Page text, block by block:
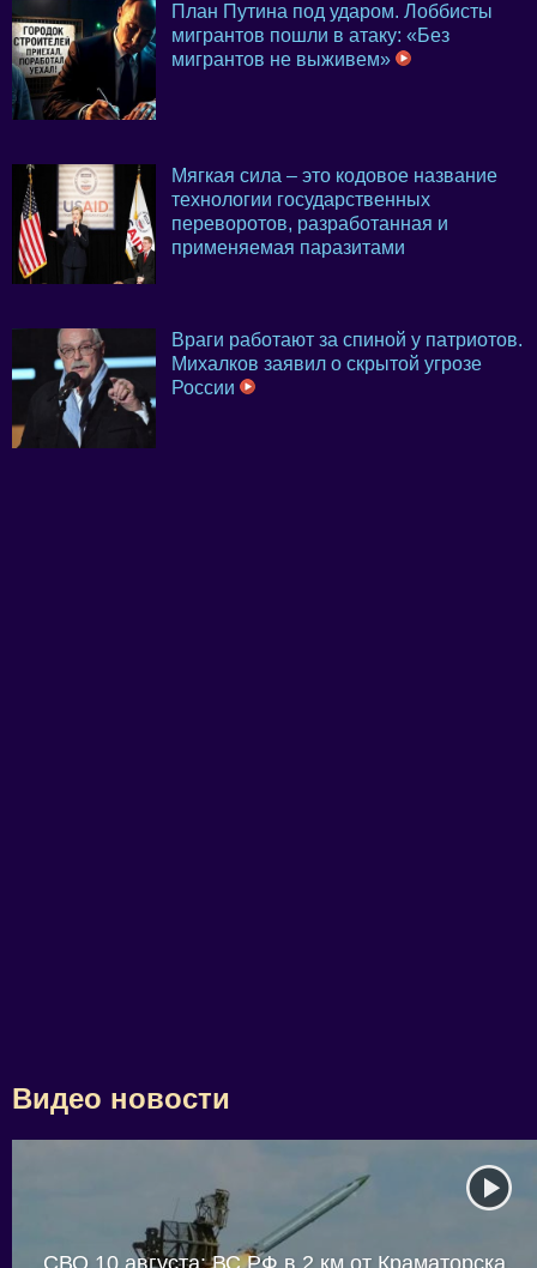
План Путина под ударом. Лоббисты
мигрантов пошли в атаку: «Без
мигрантов не выживем»
Мягкая сила – это кодовое название
технологии государственных
переворотов, разработанная и
применяемая паразитами
Враги работают за спиной у патриотов.
Михалков заявил о скрытой угрозе
России
Видео новости